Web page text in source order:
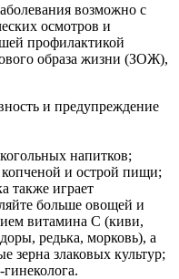
возможно с
осмотров и
профилактикой
образа жизни (ЗОЖ),
и предупреждение
напитков;
и острой пищи;
также играет
больше овощей и
витамина С (киви,
редька, морковь), а
зерна злаковых культур;